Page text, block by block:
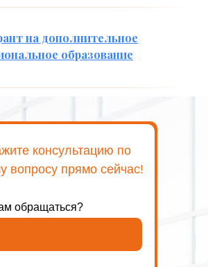
на дополнительное
образование
консультацию по
вопросу прямо сейчас!
обращаться?